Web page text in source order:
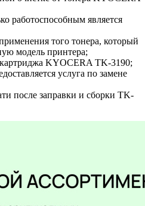
работоспособным является
того тонера, который
модель принтера;
KYOCERA TK-3190;
услуга по замене
после заправки и сборки TK-